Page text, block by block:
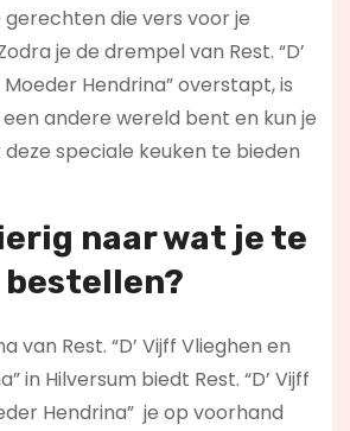
die vers voor je
je de drempel van Rest. “D’
Hendrina” overstapt, is
andere wereld bent en kun je
speciale keuken te bieden
naar wat je te
van Rest. “D’ Vijff Vlieghen en
in Hilversum biedt Rest. “D’ Vijff
Hendrina” je op voorhand